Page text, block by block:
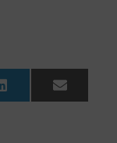
LinkedInEmail